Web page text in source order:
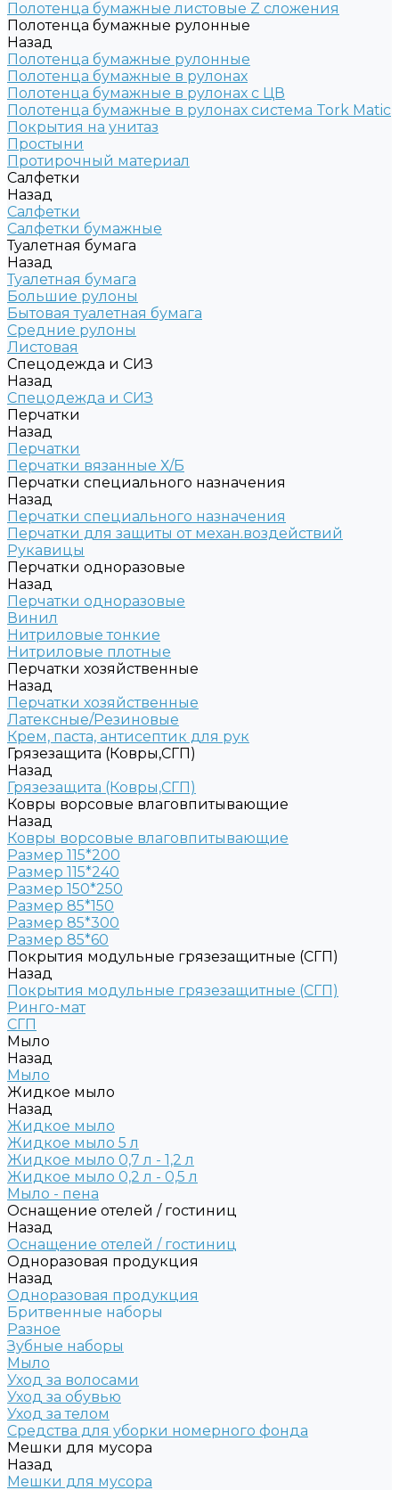
Полотенца бумажные листовые Z сложения
Полотенца бумажные рулонные
Назад
Полотенца бумажные рулонные
Полотенца бумажные в рулонах
Полотенца бумажные в рулонах с ЦВ
Полотенца бумажные в рулонах система Tork Matic
Покрытия на унитаз
Простыни
Протирочный материал
Салфетки
Назад
Салфетки
Салфетки бумажные
Туалетная бумага
Назад
Туалетная бумага
Большие рулоны
Бытовая туалетная бумага
Средние рулоны
Листовая
Спецодежда и СИЗ
Назад
Спецодежда и СИЗ
Перчатки
Назад
Перчатки
Перчатки вязанные Х/Б
Перчатки специального назначения
Назад
Перчатки специального назначения
Перчатки для защиты от механ.воздействий
Рукавицы
Перчатки одноразовые
Назад
Перчатки одноразовые
Винил
Нитриловые тонкие
Нитриловые плотные
Перчатки хозяйственные
Назад
Перчатки хозяйственные
Латексные/Резиновые
Крем, паста, антисептик для рук
Грязезащита (Ковры,СГП)
Назад
Грязезащита (Ковры,СГП)
Ковры ворсовые влаговпитывающие
Назад
Ковры ворсовые влаговпитывающие
Размер 115*200
Размер 115*240
Размер 150*250
Размер 85*150
Размер 85*300
Размер 85*60
Покрытия модульные грязезащитные (СГП)
Назад
Покрытия модульные грязезащитные (СГП)
Ринго-мат
СГП
Мыло
Назад
Мыло
Жидкое мыло
Назад
Жидкое мыло
Жидкое мыло 5 л
Жидкое мыло 0,7 л - 1,2 л
Жидкое мыло 0,2 л - 0,5 л
Мыло - пена
Оснащение отелей / гостиниц
Назад
Оснащение отелей / гостиниц
Одноразовая продукция
Назад
Одноразовая продукция
Бритвенные наборы
Разное
Зубные наборы
Мыло
Уход за волосами
Уход за обувью
Уход за телом
Средства для уборки номерного фонда
Мешки для мусора
Назад
Мешки для мусора